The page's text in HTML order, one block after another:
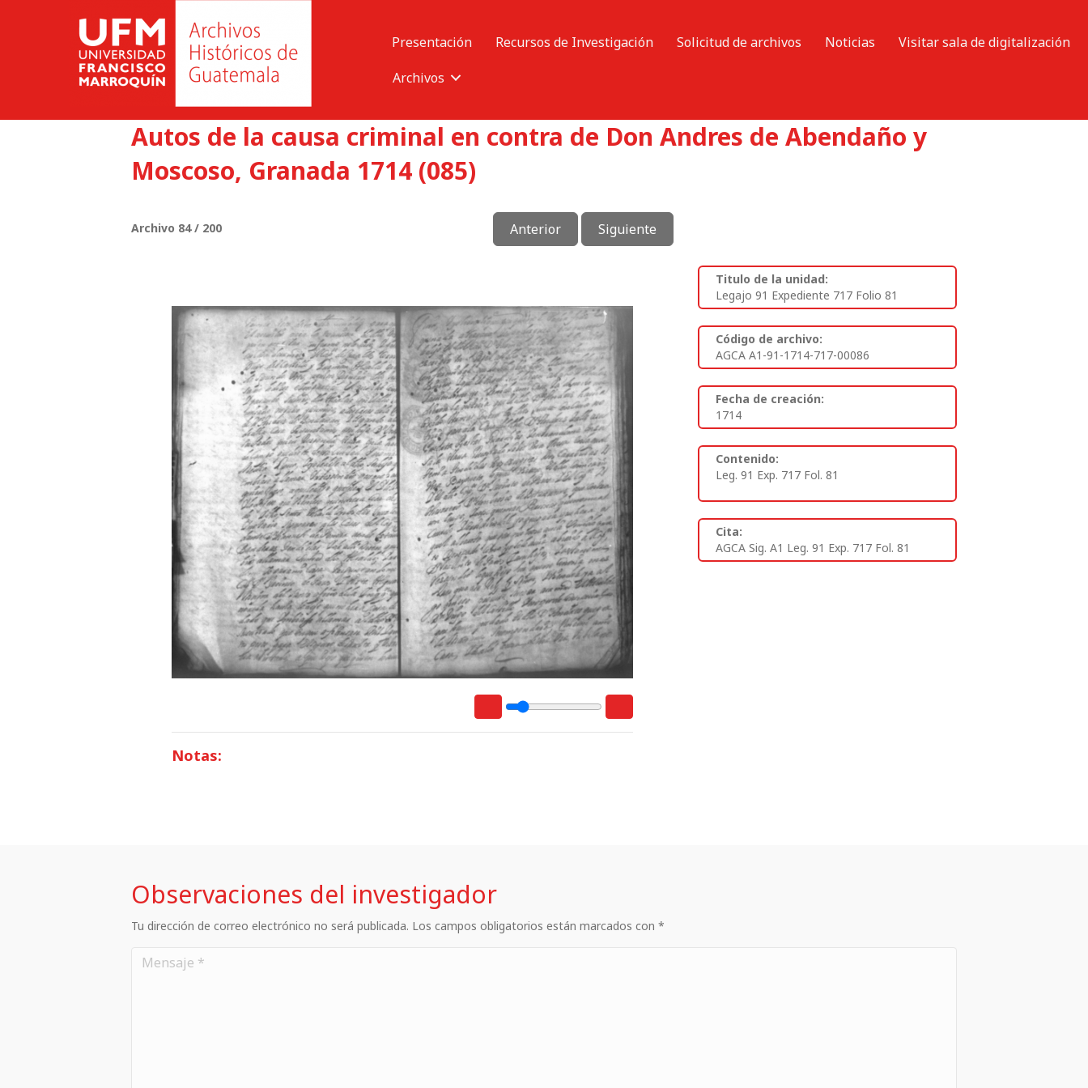
Presentación Recursos de Investigación Solicitud de archivos Noticias
Visitar sala de digitalización
Archivos
Autos de la causa criminal en contra de Don Andres de Abendaño y
Moscoso, Granada 1714 (085)
Archivo 84 / 200 Anterior Siguiente
Notas:
Titulo de la unidad:
Legajo 91 Expediente 717 Folio 81
Código de archivo:
AGCA A1-91-1714-717-00086
Fecha de creación:
1714
Contenido:
Leg. 91 Exp. 717 Fol. 81
Cita:
AGCA Sig. A1 Leg. 91 Exp. 717 Fol. 81
Observaciones del investigador
Tu dirección de correo electrónico no será publicada. Los campos obligatorios están marcados con *